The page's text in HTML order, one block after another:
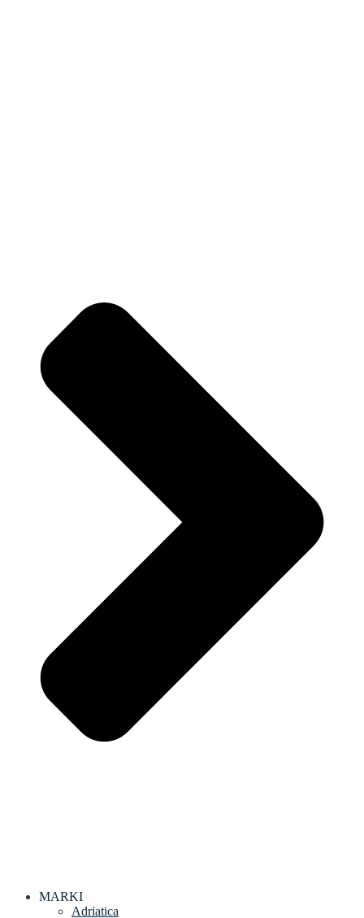
MARKI
Adriatica